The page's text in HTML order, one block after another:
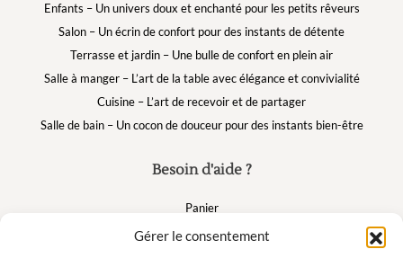
Gérer le consentement
Besoin d'aide ?
Panier
FAQ
Enfants – Un univers doux et enchanté pour les petits rêveurs
Salon – Un écrin de confort pour des instants de détente
Terrasse et jardin – Une bulle de confort en plein air
Salle à manger – L’art de la table avec élégance et convivialité
Cuisine – L’art de recevoir et de partager
Salle de bain – Un cocon de douceur pour des instants bien-être